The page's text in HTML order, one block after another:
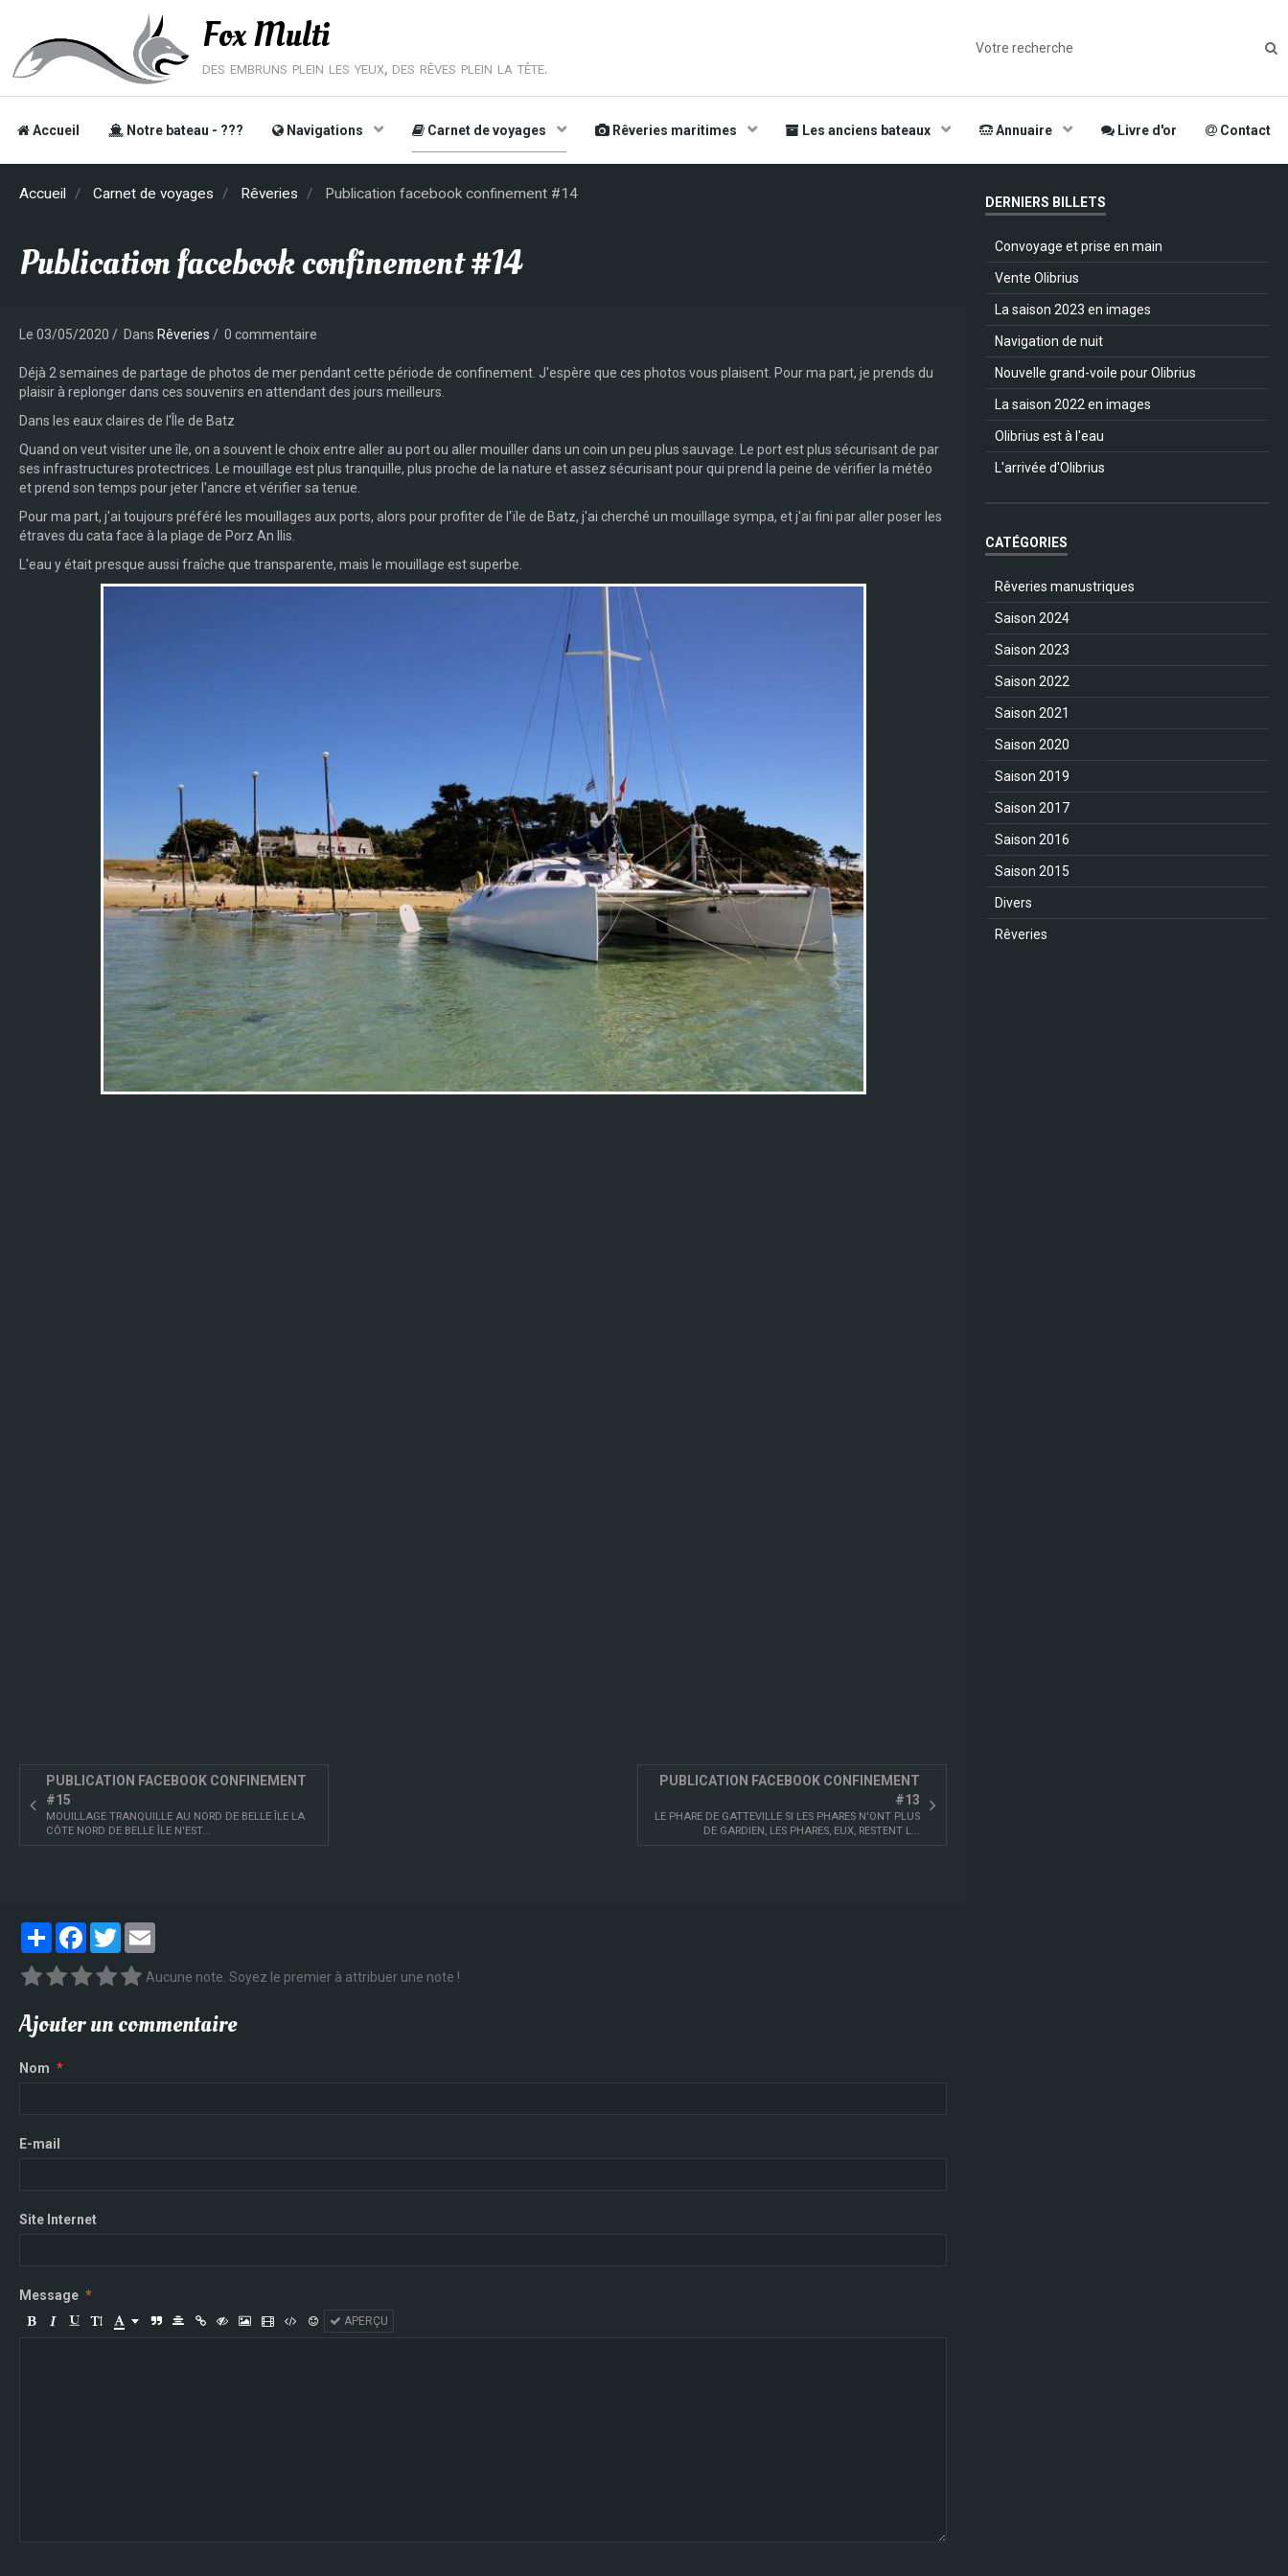
Fox Multi
des embruns plein les yeux, des rêves plein la tête.
Accueil Notre bateau - ??? Navigations Carnet de voyages Rêveries maritimes Les anciens bateaux Annuaire Livre d'or Contact
Accueil Carnet de voyages Rêveries Publication facebook confinement #14
Publication facebook confinement #14
Le 03/05/2020 Dans Rêveries 0 commentaire
Déjà 2 semaines de partage de photos de mer pendant cette période de confinement. J'espère que ces photos vous plaisent. Pour ma part, je prends du
plaisir à replonger dans ces souvenirs en attendant des jours meilleurs.
Dans les eaux claires de l'Île de Batz
Quand on veut visiter une île, on a souvent le choix entre aller au port ou aller mouiller dans un coin un peu plus sauvage. Le port est plus sécurisant de par
ses infrastructures protectrices. Le mouillage est plus tranquille, plus proche de la nature et assez sécurisant pour qui prend la peine de vérifier la météo
et prend son temps pour jeter l'ancre et vérifier sa tenue.
Pour ma part, j'ai toujours préféré les mouillages aux ports, alors pour profiter de l'ïle de Batz, j'ai cherché un mouillage sympa, et j'ai fini par aller poser les
étraves du cata face à la plage de Porz An Ilis.
L'eau y était presque aussi fraîche que transparente, mais le mouillage est superbe.
PUBLICATION FACEBOOK CONFINEMENT
#15
MOUILLAGE TRANQUILLE AU NORD DE BELLE ÎLE LA
CÔTE NORD DE BELLE ÎLE N'EST...
PUBLICATION FACEBOOK CONFINEMENT
#13
LE PHARE DE GATTEVILLE SI LES PHARES N'ONT PLUS
DE GARDIEN, LES PHARES, EUX, RESTENT L...
PartagerFacebook
Twitter
Aucune note. Soyez le premier à attribuer une note !
Ajouter un commentaire
Nom
E-mail
Site Internet
Message
APERÇU
DERNIERS BILLETS
Convoyage et prise en main
Vente Olibrius
La saison 2023 en images
Navigation de nuit
Nouvelle grand-voile pour Olibrius
La saison 2022 en images
Olibrius est à l'eau
L'arrivée d'Olibrius
CATÉGORIES
Rêveries manustriques
Saison 2024
Saison 2023
Saison 2022
Saison 2021
Saison 2020
Saison 2019
Saison 2017
Saison 2016
Saison 2015
Divers
Rêveries